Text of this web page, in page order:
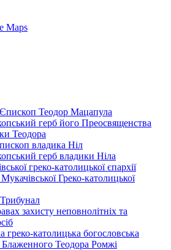
Maps
Теодор Мацапула
герб його Преосвященства
Теодора
владика Ніл
герб владики Ніла
греко-католицької єпархії
Греко-католицької
захисту неповнолітніх та
греко-католицька богословська
Блаженного Теодора Ромжі